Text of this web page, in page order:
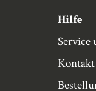
Hilfe
Service
Kontakt